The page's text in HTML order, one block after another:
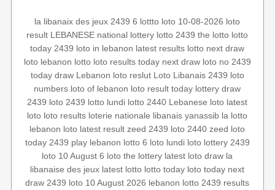
la libanaix des jeux 2439 6 lottto loto 10-08-2026 loto
result LEBANESE national lottery lotto 2439 the lotto lotto
today 2439 loto in lebanon latest results lotto next draw
loto lebanon lotto loto results today next draw loto no 2439
today draw Lebanon loto reslut Loto Libanais 2439 loto
numbers loto of lebanon loto result today lottery draw
2439 loto 2439 lotto lundi lotto 2440 Lebanese loto latest
loto loto results loterie nationale libanais yanassib la lotto
lebanon loto latest result zeed 2439 loto 2440 zeed loto
today 2439 play lebanon lotto 6 loto lundi loto lottery 2439
loto 10 August 6 loto the lottery latest loto draw la
libanaise des jeux latest lotto lotto today loto today next
draw 2439 loto 10 August 2026 lebanon lotto 2439 results